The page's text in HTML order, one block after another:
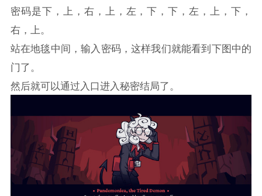
密码是下，上，右，上，左，下，下，左，上，下，
右，上。
站在地毯中间，输入密码，这样我们就能看到下图中的
门了。
然后就可以通过入口进入秘密结局了。